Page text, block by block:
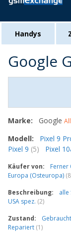
Handys
Google
Marke: Google
Modell: Pixel 9
Pixel 9 (5) Pixel
Käufer von: Ferner
Europa (Osteuropa)
Beschreibung:
alle
USA spez. (2)
Zustand:
Repariert (1)